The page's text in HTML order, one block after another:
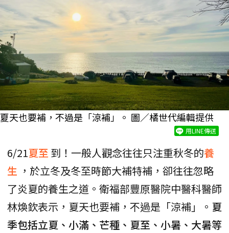
夏天也要補，不過是「涼補」。 圖／橘世代編輯提供
用LINE傳送
6/21夏至 到！一般人觀念往往只注重秋冬的養
生 ，於立冬及冬至時節大補特補，卻往往忽略
了炎夏的養生之道。衛福部豐原醫院中醫科醫師
林煥欽表示，夏天也要補，不過是「涼補」。 夏
季包括立夏、小滿、芒種、夏至、小暑、大暑等